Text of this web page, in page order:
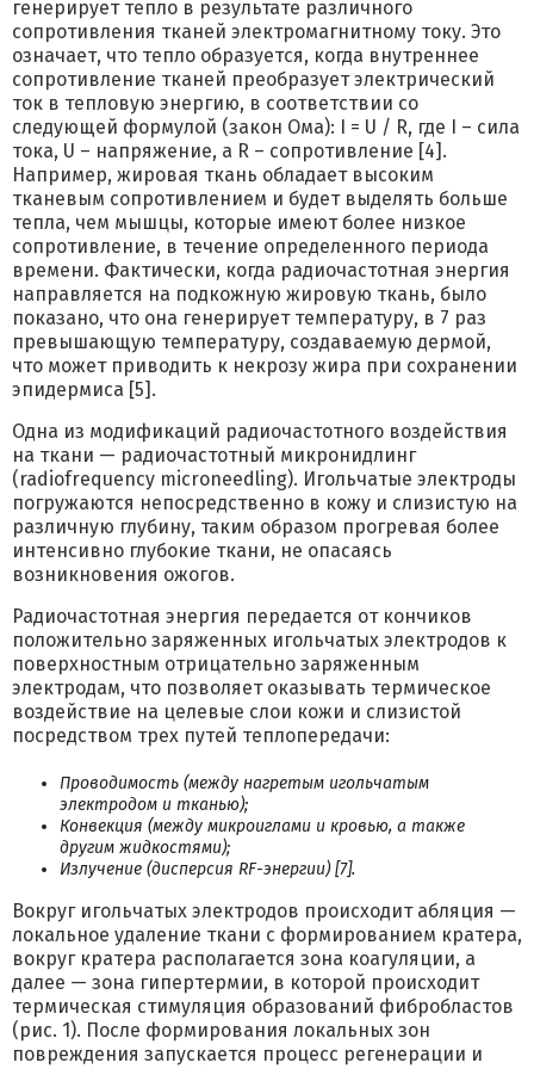
генерирует тепло в результате различного
сопротивления тканей электромагнитному току. Это
означает, что тепло образуется, когда внутреннее
сопротивление тканей преобразует электрический
ток в тепловую энергию, в соответствии со
следующей формулой (закон Ома): I = U / R, где I – сила
тока, U – напряжение, а R – сопротивление [4].
Например, жировая ткань обладает высоким
тканевым сопротивлением и будет выделять больше
тепла, чем мышцы, которые имеют более низкое
сопротивление, в течение определенного периода
времени. Фактически, когда радиочастотная энергия
направляется на подкожную жировую ткань, было
показано, что она генерирует температуру, в 7 раз
превышающую температуру, создаваемую дермой,
что может приводить к некрозу жира при сохранении
эпидермиса [5].
Одна из модификаций радиочастотного воздействия
на ткани — радиочастотный микронидлинг
(radiofrequency microneedling). Игольчатые электроды
погружаются непосредственно в кожу и слизистую на
различную глубину, таким образом прогревая более
интенсивно глубокие ткани, не опасаясь
возникновения ожогов.
Радиочастотная энергия передается от кончиков
положительно заряженных игольчатых электродов к
поверхностным отрицательно заряженным
электродам, что позволяет оказывать термическое
воздействие на целевые слои кожи и слизистой
посредством трех путей теплопередачи:
Проводимость (между нагретым игольчатым
электродом и тканью);
Конвекция (между микроиглами и кровью, а также
другим жидкостями);
Излучение (дисперсия RF-энергии) [7].
Вокруг игольчатых электродов происходит абляция —
локальное удаление ткани с формированием кратера,
вокруг кратера располагается зона коагуляции, а
далее — зона гипертермии, в которой происходит
термическая стимуляция образований фибробластов
(рис. 1). После формирования локальных зон
повреждения запускается процесс регенерации и